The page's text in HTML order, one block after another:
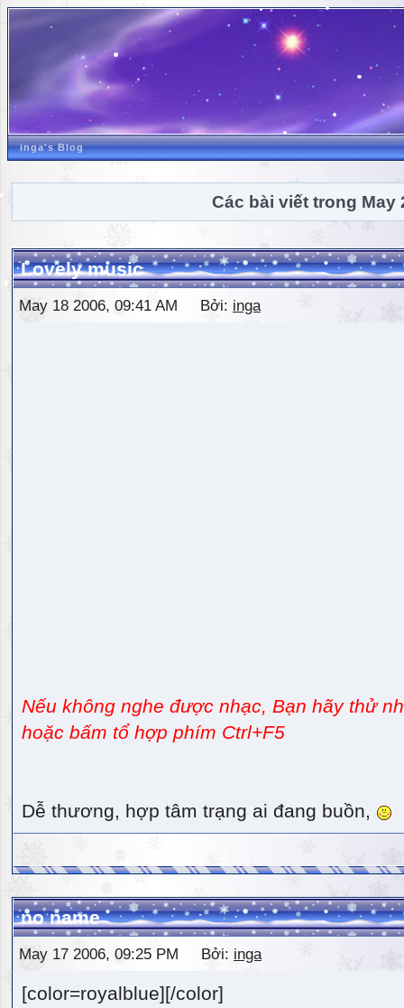
inga's Blog
Các bài viết trong May
Lovely music
May 18 2006, 09:41 AM Bởi: inga
Nếu không nghe được nhạc, Bạn hãy thử
hoặc bấm tổ hợp phím Ctrl+F5
Dễ thương, hợp tâm trạng ai đang buồn,
no name
May 17 2006, 09:25 PM Bởi: inga
[color=royalblue][/color]